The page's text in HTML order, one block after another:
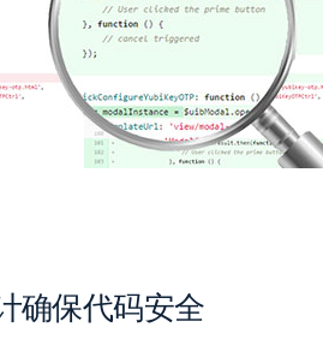
确保代码安全